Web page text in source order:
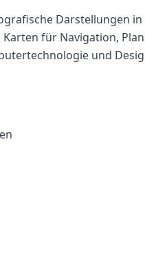
Darstellungen
für Navigation,
und